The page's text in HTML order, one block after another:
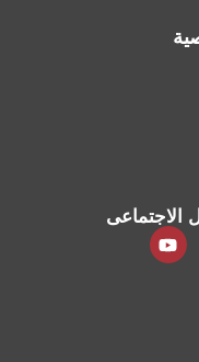
الاجتماعى